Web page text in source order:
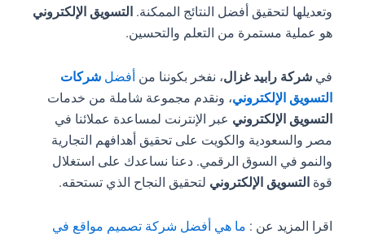
وتعديلها لتحقيق أفضل النتائج الممكنة.التسويق الإلكتروني
هو عملية مستمرة من التعلم والتحسين.
في شركة رابيد غزال، نفخر بكوننا منأفضل شركات
التسويق الإلكتروني، ونقدم مجموعة شاملة من خدمات
التسويق الإلكترونيعبر الإنترنت لمساعدة عملائنا في
مصر والسعودية والكويت على تحقيق أهدافهم التجارية
والنمو في السوق الرقمي. دعنا نساعدك على استغلال
قوةالتسويق الإلكترونيلتحقيق النجاح الذي تستحقه.
اقرا المزيد عن : ما هي أفضل شركة تصميم مواقع في